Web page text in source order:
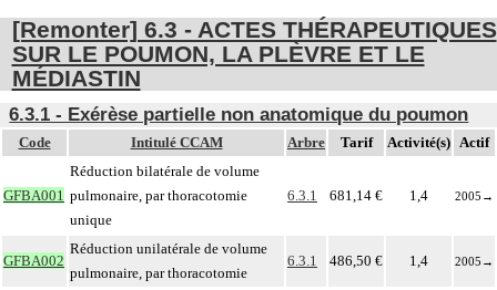
[Remonter] 6.3 - ACTES THÉRAPEUTIQUES
SUR LE POUMON, LA PLÈVRE ET LE
MÉDIASTIN
6.3.1 - Exérèse partielle non anatomique du poumon
Code Intitulé CCAM Arbre Tarif Activité(s) Actif
GFBA001
Réduction bilatérale de volume
pulmonaire, par thoracotomie
unique
6.3.1 681,14 € 1,4 2005 →
GFBA002
Réduction unilatérale de volume
pulmonaire, par thoracotomie
6.3.1 486,50 € 1,4 2005 →